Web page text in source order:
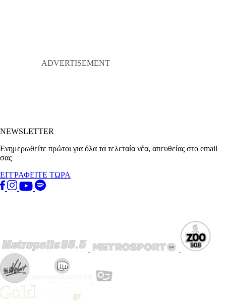
NEWSLETTER
Ενημερωθείτε πρώτοι για όλα τα τελεταία νέα, απευθείας στο email
σας
ΕΓΓΡΑΦΕΙΤΕ ΤΩΡΑ